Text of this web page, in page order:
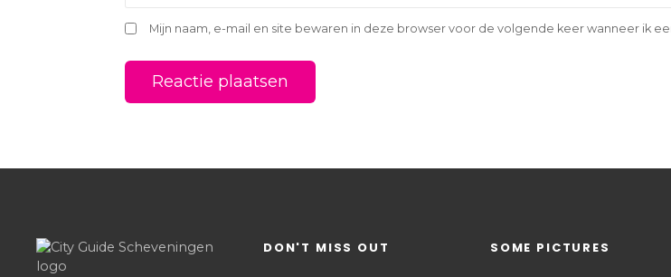
e
Mijn naam, e-mail en site bewaren in deze browser voor de volgende keer wanneer ik
DON'T MISS OUT SOME PICTURES